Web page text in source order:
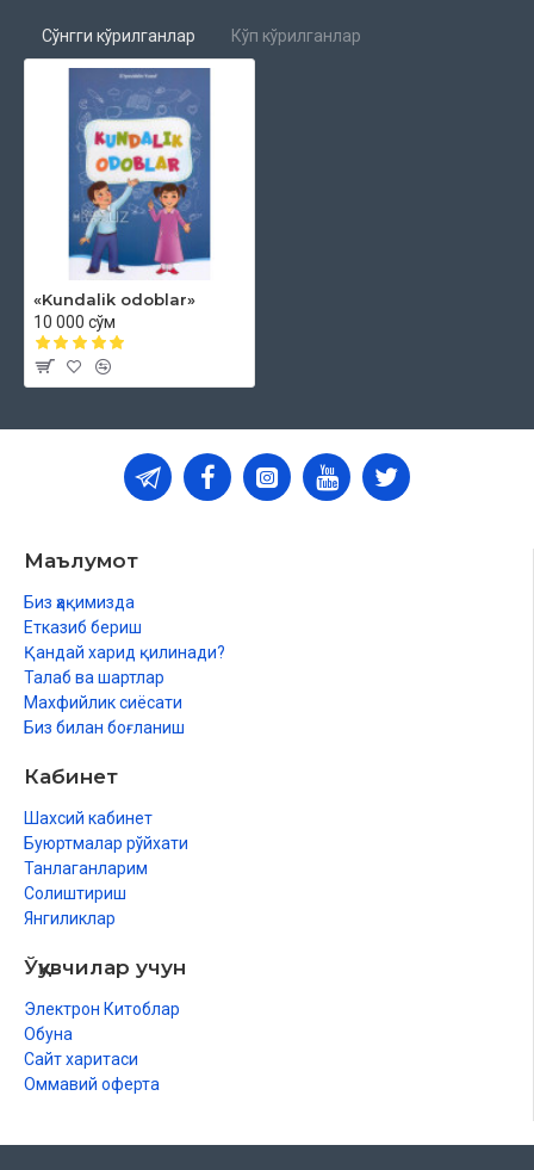
Сўнгги кўрилганлар Кўп кўрилганлар
«Kundalik odoblar»
10 000 сўм
Маълумот
Биз ҳақимизда
Етказиб бериш
Қандай харид қилинади?
Талаб ва шартлар
Махфийлик сиёсати
Биз билан боғланиш
Кабинет
Шахсий кабинет
Буюртмалар рўйхати
Танлаганларим
Солиштириш
Янгиликлар
Ўқувчилар учун
Электрон Китоблар
Обуна
Сайт харитаси
Оммавий оферта